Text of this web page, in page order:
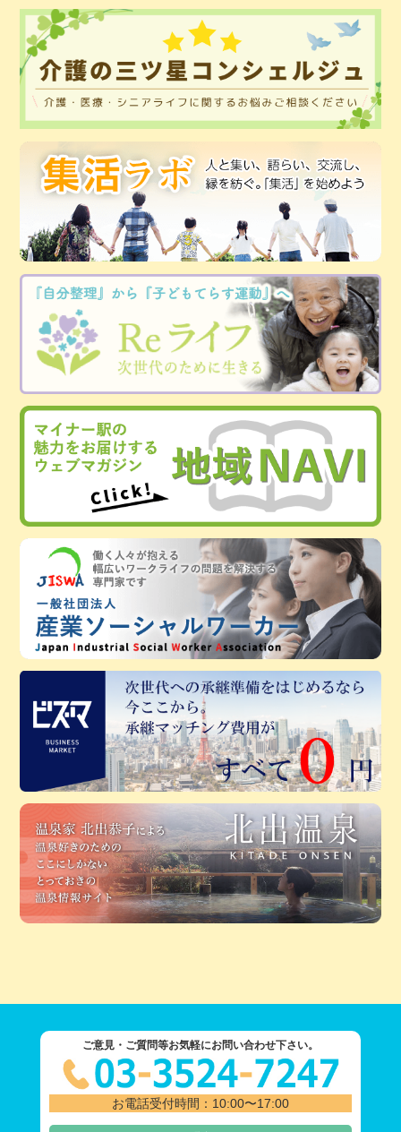
ご意見・ご質問等お気軽にお問い合わせ下さい。
お電話受付時間：10:00〜17:00